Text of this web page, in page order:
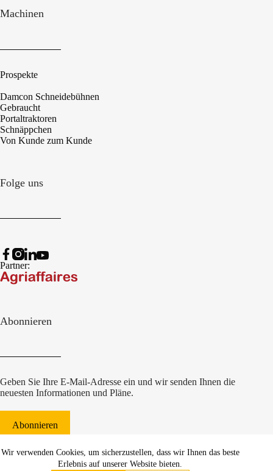
Wir verwenden Cookies, um sicherzustellen, dass wir Ihnen das beste
Erlebnis auf unserer Website bieten.
Machinen
Prospekte
Damcon Schneidebühnen
Gebraucht
Portaltraktoren
Schnäppchen
Von Kunde zum Kunde
Folge uns
Partner:
Abonnieren
Geben Sie Ihre E-Mail-Adresse ein und wir senden Ihnen die
neuesten Informationen und Pläne.
Abonnieren
websiteontwikkeling Communicatieregisseurs*